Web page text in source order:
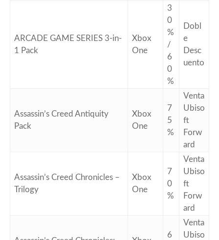
ARCADE GAME SERIES 3-in-
1 Pack
Xbox
One
3
0
%
/
6
0
%
Dobl
e
Desc
uento
Assassin’s Creed Antiquity
Pack
Xbox
One
7
5
%
Venta
Ubiso
ft
Forw
ard
Assassin’s Creed Chronicles –
Trilogy
Xbox
One
7
0
%
Venta
Ubiso
ft
Forw
ard
6
Venta
Ubiso